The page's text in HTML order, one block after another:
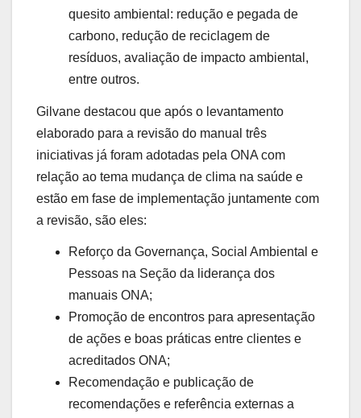
quesito ambiental: redução e pegada de
carbono, redução de reciclagem de
resíduos, avaliação de impacto ambiental,
entre outros.
Gilvane destacou que após o levantamento
elaborado para a revisão do manual três
iniciativas já foram adotadas pela ONA com
relação ao tema mudança de clima na saúde e
estão em fase de implementação juntamente com
a revisão, são eles:
Reforço da Governança, Social Ambiental e
Pessoas na Seção da liderança dos
manuais ONA;
Promoção de encontros para apresentação
de ações e boas práticas entre clientes e
acreditados ONA;
Recomendação e publicação de
recomendações e referência externas a